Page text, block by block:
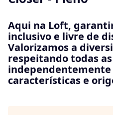
Aqui na Loft,
inclusivo e livre de
Valorizamos a
respeitando todas
independentemente
características e